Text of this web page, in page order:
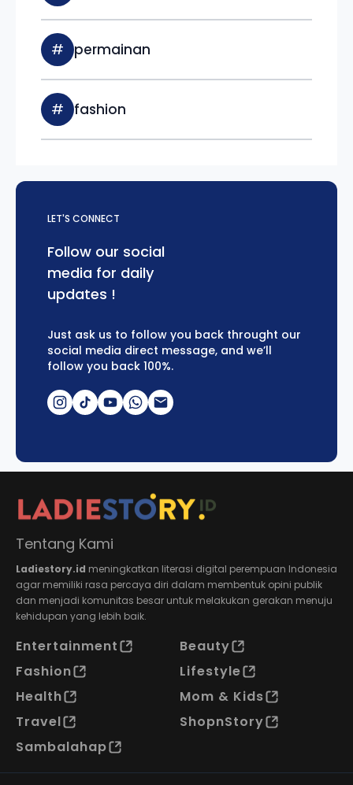
# permainan
# fashion
LET'S CONNECT
Follow our social
media for daily
updates !
Just ask us to follow you back throught our
social media direct message, and we’ll
follow you back 100%.
Tentang Kami
Ladiestory.id meningkatkan literasi digital perempuan Indonesia
agar memiliki rasa percaya diri dalam membentuk opini publik
dan menjadi komunitas besar untuk melakukan gerakan menuju
kehidupan yang lebih baik.
Entertainment
Beauty
Fashion
Lifestyle
Health
Mom & Kids
Travel
ShopnStory
Sambalahap